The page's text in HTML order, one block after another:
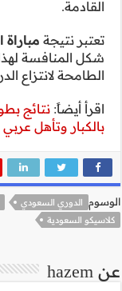
تحول جوهرية في
حسابات الفرق
نتائج بطولة أمم أفريقيا 2026: زلزال كروي يطيح
روشن